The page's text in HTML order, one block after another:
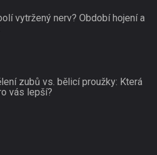
vytržený nerv? Období hojení a
zubů vs. bělicí proužky: Která
vás lepší?